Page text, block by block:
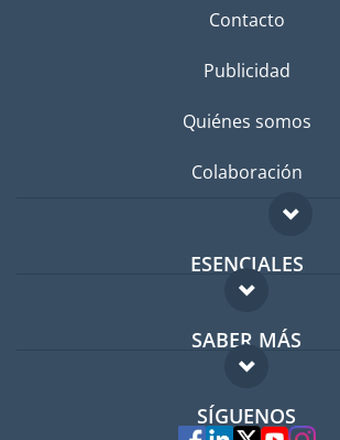
Contacto
Publicidad
Quiénes somos
Colaboración
ESENCIALES
Foro para expatriados
Guía para expatriados
Trabajos en el extranjero
SABER MÁS
FAQ
Expertos
SÍGUENOS